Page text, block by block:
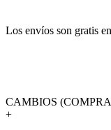
Los envíos son gratis
CAMBIOS
+